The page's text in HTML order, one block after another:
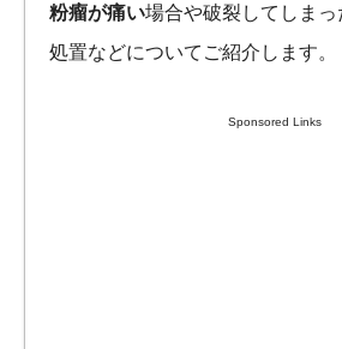
粉瘤が痛い場合や破裂してしまっ
処置などについてご紹介します。
Sponsored Links